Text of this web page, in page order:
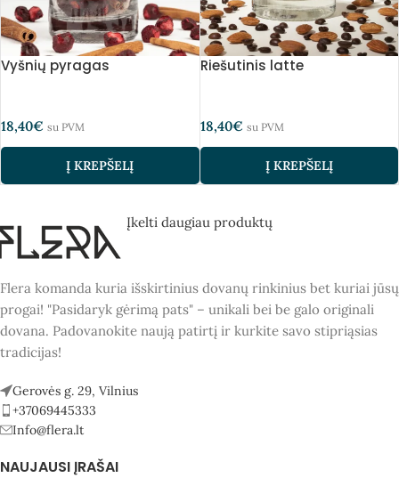
Vyšnių pyragas
18,40€ su PVM
Į KREPŠELĮ
Riešutinis latte
18,40€ su PVM
Į KREPŠELĮ
Įkelti daugiau produktų
Flera komanda kuria išskirtinius dovanų rinkinius bet kuriai jūsų
progai! "Pasidaryk gėrimą pats" – unikali bei be galo originali
dovana. Padovanokite naują patirtį ir kurkite savo stipriąsias
tradicijas!
Gerovės g. 29, Vilnius
+37069445333
Info@flera.lt
NAUJAUSI ĮRAŠAI